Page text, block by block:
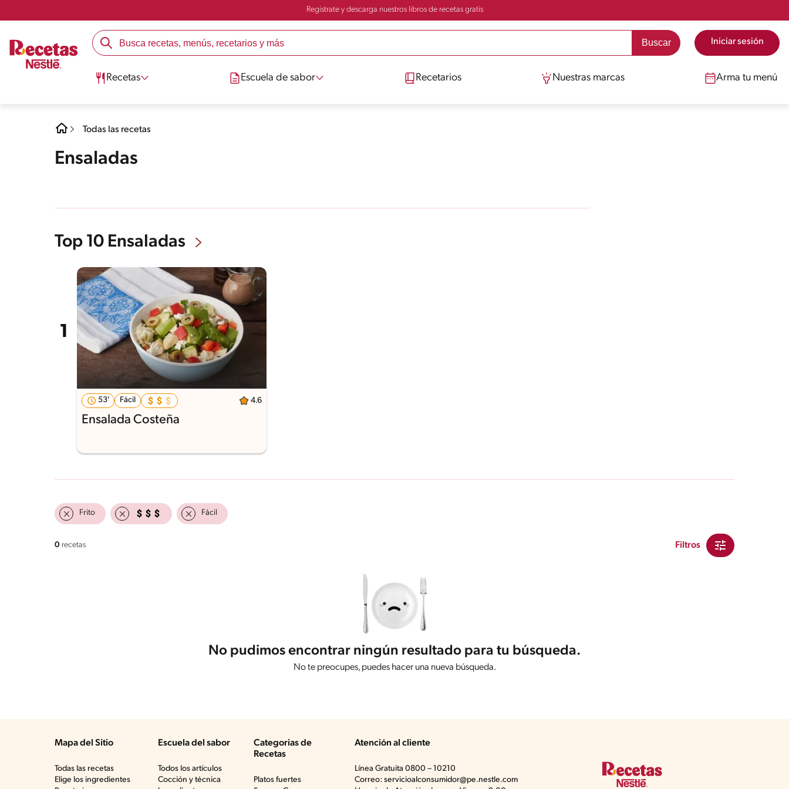
Registrate y descarga nuestros libros de recetas gratis
Iniciar sesión
Recetas Escuela de sabor Recetarios Nuestras marcas Arma tu menú
Todas las recetas
Ensaladas
Top 10 Ensaladas
53' Fácil 4.6
Ensalada Costeña
Frito Fácil
0 recetas Filtros
No pudimos encontrar ningún resultado para tu búsqueda.
No te preocupes, puedes hacer una nueva búsqueda.
Mapa del Sitio
Todas las recetas
Elige los ingredientes
Escuela del sabor
Todos los artículos
Cocción y técnica
Categorias de
Recetas
Platos fuertes
Atención al cliente
Línea Gratuita 0800 – 10210
Correo: servicioalconsumidor@pe.nestle.com